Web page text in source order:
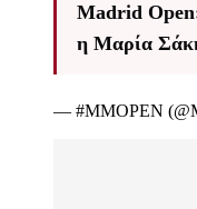
Madrid
η Μαρία
— #MMOPEN